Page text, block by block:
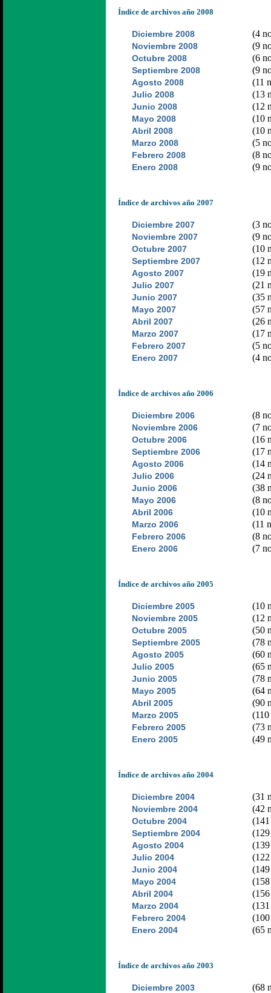
Índice de archivos año 2008
Diciembre 2008 (4
Noviembre 2008 (9
Octubre 2008 (6
Septiembre 2008 (9
Agosto 2008 (11
Julio 2008 (13
Junio 2008 (12
Mayo 2008 (10
Abril 2008 (10
Marzo 2008 (5
Febrero 2008 (8
Enero 2008 (9
Índice de archivos año 2007
Diciembre 2007 (3
Noviembre 2007 (9
Octubre 2007 (10
Septiembre 2007 (12
Agosto 2007 (19
Julio 2007 (21
Junio 2007 (35
Mayo 2007 (57
Abril 2007 (26
Marzo 2007 (17
Febrero 2007 (5
Enero 2007 (4
Índice de archivos año 2006
Diciembre 2006 (8
Noviembre 2006 (7
Octubre 2006 (16
Septiembre 2006 (17
Agosto 2006 (14
Julio 2006 (24
Junio 2006 (38
Mayo 2006 (8
Abril 2006 (10
Marzo 2006 (11
Febrero 2006 (8
Enero 2006 (7
Índice de archivos año 2005
Diciembre 2005 (10
Noviembre 2005 (12
Octubre 2005 (50
Septiembre 2005 (78
Agosto 2005 (60
Julio 2005 (65
Junio 2005 (78
Mayo 2005 (64
Abril 2005 (90
Marzo 2005
Febrero 2005 (73
Enero 2005 (49
Índice de archivos año 2004
Diciembre 2004 (31
Noviembre 2004 (42
Octubre 2004
Septiembre 2004
Agosto 2004
Julio 2004
Junio 2004
Mayo 2004
Abril 2004
Marzo 2004
Febrero 2004
Enero 2004 (65
Índice de archivos año 2003
Diciembre 2003 (68